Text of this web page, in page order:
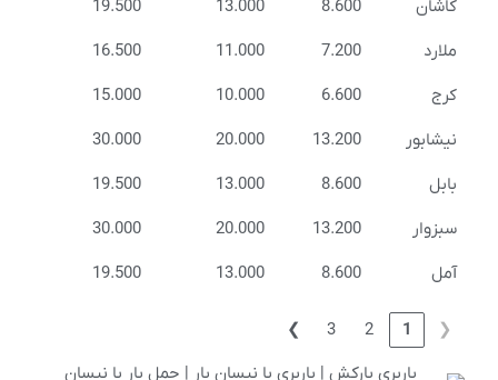
کاشان
8.600
13.000
19.500
ملارد
7.200
11.000
16.500
کرج
6.600
10.000
15.000
نیشابور
13.200
20.000
30.000
بابل
8.600
13.000
19.500
سبزوار
13.200
20.000
30.000
آمل
8.600
13.000
19.500
❮
1
2
3
❯